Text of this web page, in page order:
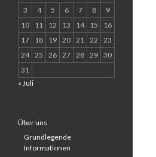
3
4 5 6 7 8
9
10
11 12 13 14 15
16
17
18 19 20 21 22
23
24 25 26 27 28 29 30
31
« Juli
Über uns
Grundlegende
Informationen